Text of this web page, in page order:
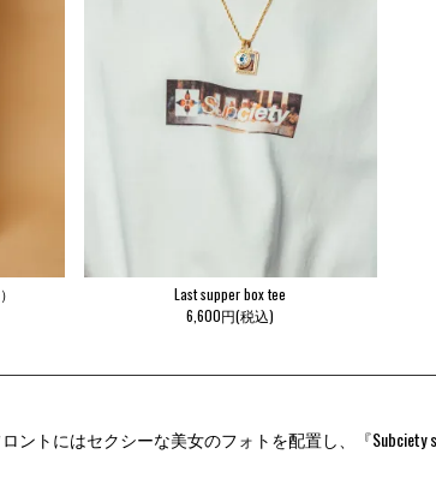
Last supper box tee
6,600円(税込)
トにはセクシーな美女のフォトを配置し、『Subciety